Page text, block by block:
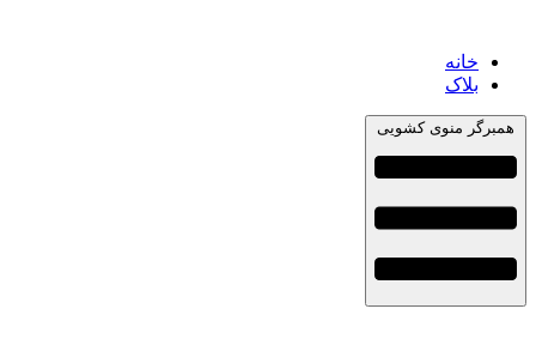
خانه
بلاک
همبرگر منوی کشویی